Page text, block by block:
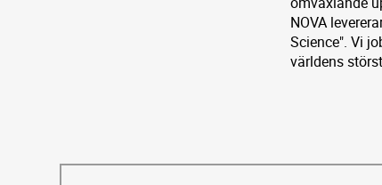
NOVA
Science". Vi
världens